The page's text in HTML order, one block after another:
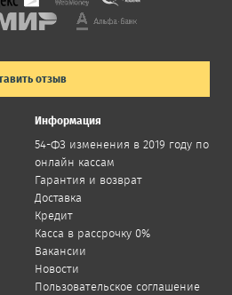
отзыв
Информация
54-ФЗ изменения в 2019 году по
онлайн кассам
Гарантия и возврат
Доставка
Кредит
Касса в рассрочку 0%
Вакансии
Новости
Пользовательское соглашение